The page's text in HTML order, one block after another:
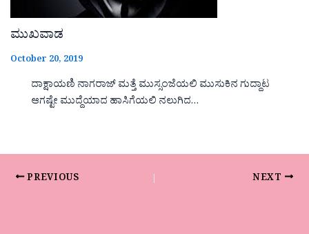
ಮುಖವಾಡ
October 20, 2019
ದಾಕ್ಷಾಯಣಿ ನಾಗರಾಜ್ ಮತ್ತೆ ಮುಸ್ಸಂಜೆಯಲಿ ಮುಸುಕಿನ ಗುದ್ದಾಟ
ಆಗಷ್ಟೇ ಮುದ್ದೆಯಾದ ಹಾಸಿಗೆಯಲಿ ನಲುಗಿದ…
PREVIOUS NEXT